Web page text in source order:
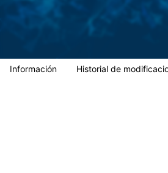
Información Historial de